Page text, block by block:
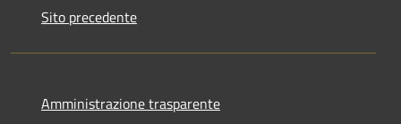
Sito precedente
Amministrazione trasparente